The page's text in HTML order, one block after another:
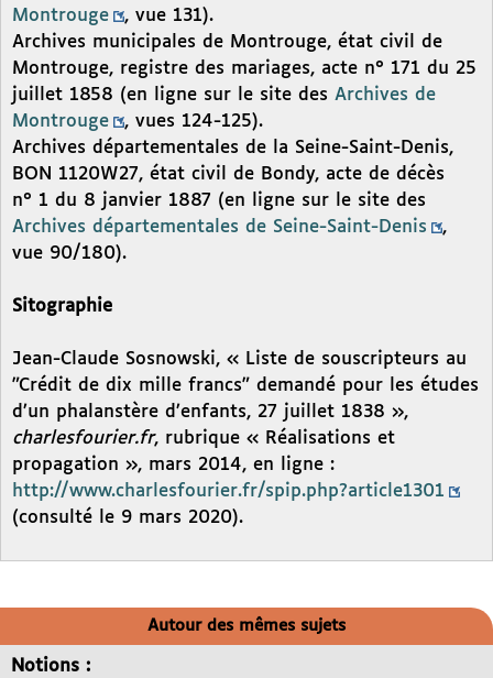
Montrouge
, vue 131).
Archives municipales de Montrouge, état civil de
Montrouge, registre des mariages, acte n° 171 du 25
juillet 1858 (en ligne sur le site des Archives de
Montrouge
, vues 124-125).
Archives départementales de la Seine-Saint-Denis,
BON 1120W27, état civil de Bondy, acte de décès
n° 1 du 8 janvier 1887 (en ligne sur le site des
Archives départementales de Seine-Saint-Denis
,
vue 90/180).
Sitographie
Jean-Claude Sosnowski, « Liste de souscripteurs au
"Crédit de dix mille francs" demandé pour les études
d’un phalanstère d’enfants, 27 juillet 1838 »,
charlesfourier.fr, rubrique « Réalisations et
propagation », mars 2014, en ligne :
http://www.charlesfourier.fr/spip.php?article1301
(consulté le 9 mars 2020).
Autour des mêmes sujets
Notions :